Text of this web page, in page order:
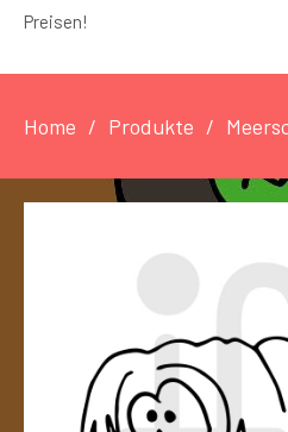
Preisen!
Home Produkte